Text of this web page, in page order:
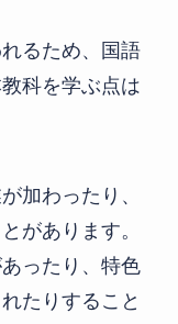
るため、国語
科を学ぶ点は
加わったり、
があります。
ったり、特色
たりすること